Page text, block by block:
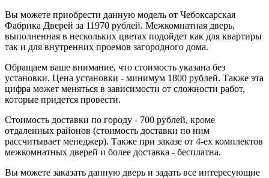
Вы можете приобрести данную модель от Чебоксарская
Фабрика Дверей за 11970 рублей. Межкомнатная дверь,
выполненная в нескольких цветах подойдет как для квартиры
так и для внутренних проемов загородного дома.
Обращаем ваше внимание, что стоимость указана без
установки. Цена установки - минимум 1800 рублей. Также эта
цифра может меняться в зависимости от сложности работ,
которые придется провести.
Стоимость доставки по городу - 700 рублей, кроме
отдаленных районов (стоимость доставки по ним
рассчитывает менеджер). Также при заказе от 4-ех комплектов
межкомнатных дверей и более доставка - бесплатна.
Вы можете заказать данную дверь и задать все интересующие